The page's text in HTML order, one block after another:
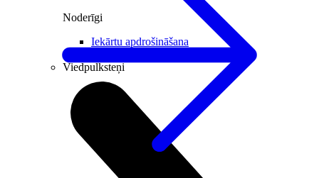
Noderīgi
Iekārtu apdrošināšana
Viedpulksteņi